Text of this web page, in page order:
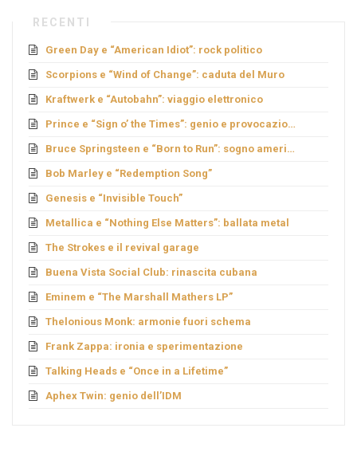
RECENTI
Green Day e “American Idiot”: rock politico
Scorpions e “Wind of Change”: caduta del Muro
Kraftwerk e “Autobahn”: viaggio elettronico
Prince e “Sign o’ the Times”: genio e provocazione
Bruce Springsteen e “Born to Run”: sogno americano
Bob Marley e “Redemption Song”
Genesis e “Invisible Touch”
Metallica e “Nothing Else Matters”: ballata metal
The Strokes e il revival garage
Buena Vista Social Club: rinascita cubana
Eminem e “The Marshall Mathers LP”
Thelonious Monk: armonie fuori schema
Frank Zappa: ironia e sperimentazione
Talking Heads e “Once in a Lifetime”
Aphex Twin: genio dell’IDM